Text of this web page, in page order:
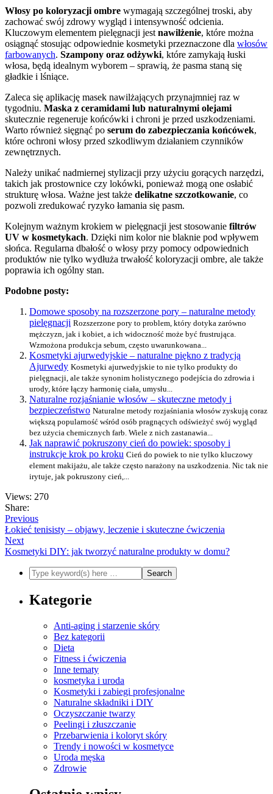
Włosy po koloryzacji ombre wymagają szczególnej troski, aby
zachować swój zdrowy wygląd i intensywność odcienia.
Kluczowym elementem pielęgnacji jestnawilżenie, które można
osiągnąć stosując odpowiednie kosmetyki przeznaczone dla włosów
farbowanych. Szampony oraz odżywki, które zamykają łuski
włosa, będą idealnym wyborem – sprawią, że pasma staną się
gładkie i lśniące.
Zaleca się aplikację masek nawilżających przynajmniej raz w
tygodniu. Maska z ceramidami lub naturalnymi olejami
skutecznie regeneruje końcówki i chroni je przed uszkodzeniami.
Warto również sięgnąć po serum do zabezpieczania końcówek,
które ochroni włosy przed szkodliwym działaniem czynników
zewnętrznych.
Należy unikać nadmiernej stylizacji przy użyciu gorących narzędzi,
takich jak prostownice czy lokówki, ponieważ mogą one osłabić
strukturę włosa. Ważne jest także delikatne szczotkowanie, co
pozwoli zredukować ryzyko łamania się pasm.
Kolejnym ważnym krokiem w pielęgnacji jest stosowanie filtrów
UV w kosmetykach. Dzięki nim kolor nie blaknie pod wpływem
słońca. Regularna dbałość o włosy przy pomocy odpowiednich
produktów nie tylko wydłuża trwałość koloryzacji ombre, ale także
poprawia ich ogólny stan.
Podobne posty:
Domowe sposoby na rozszerzone pory – naturalne metody
pielęgnacji Rozszerzone pory to problem, który dotyka zarówno
mężczyzn, jak i kobiet, a ich widoczność może być frustrująca.
Wzmożona produkcja sebum, często uwarunkowana...
Kosmetyki ajurwedyjskie – naturalne piękno z tradycją
Ajurwedy Kosmetyki ajurwedyjskie to nie tylko produkty do
pielęgnacji, ale także synonim holistycznego podejścia do zdrowia i
urody, które łączy harmonię ciała, umysłu...
Naturalne rozjaśnianie włosów – skuteczne metody i
bezpieczeństwo Naturalne metody rozjaśniania włosów zyskują coraz
większą popularność wśród osób pragnących odświeżyć swój wygląd
bez użycia chemicznych farb. Wiele z nich zastanawia...
Jak naprawić pokruszony cień do powiek: sposoby i
instrukcje krok po kroku Cień do powiek to nie tylko kluczowy
element makijażu, ale także często narażony na uszkodzenia. Nic tak nie
irytuje, jak pokruszony cień,...
Views: 270
Share:
Previous
Łokieć tenisisty – objawy, leczenie i skuteczne ćwiczenia
Next
Kosmetyki DIY: jak tworzyć naturalne produkty w domu?
Kategorie
Anti-aging i starzenie skóry
Bez kategorii
Dieta
Fitness i ćwiczenia
Inne tematy
kosmetyka i uroda
Kosmetyki i zabiegi profesjonalne
Naturalne składniki i DIY
Oczyszczanie twarzy
Peelingi i złuszczanie
Przebarwienia i koloryt skóry
Trendy i nowości w kosmetyce
Uroda męska
Zdrowie